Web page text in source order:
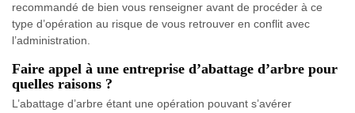
recommandé de bien vous renseigner avant de procéder à ce
type d’opération au risque de vous retrouver en conflit avec
l’administration.
Faire appel à une entreprise d’abattage d’arbre pour
quelles raisons ?
L’abattage d’arbre étant une opération pouvant s’avérer